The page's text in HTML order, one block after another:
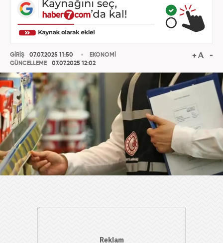
GİRİŞ
07.07.2025 11:50
GÜNCELLEME
07.07.2025 12:02
EKONOMİ